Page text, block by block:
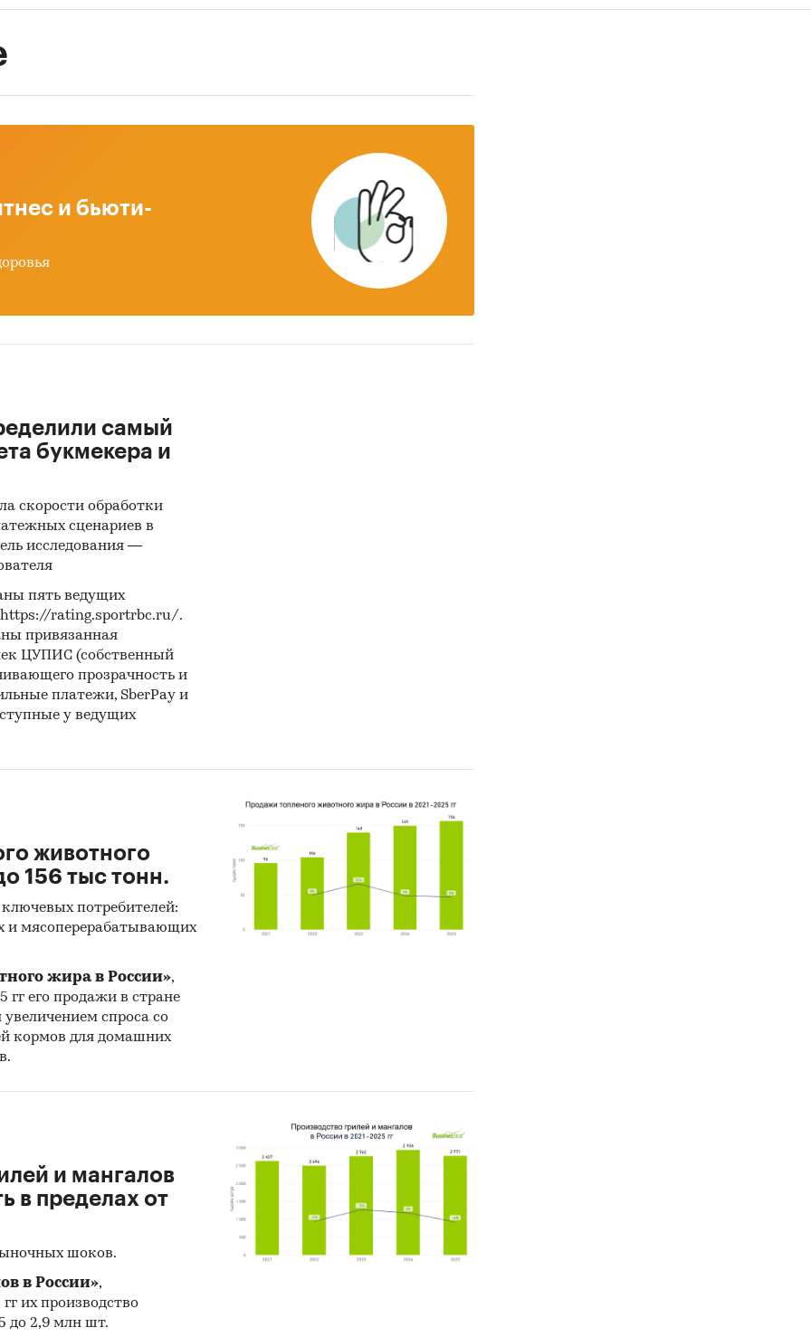
и бьюти-
самый
букмекера и
скорости обработки
сценариев в
исследования —
пять ведущих
https://rating.sportrbc.ru/.
привязанная
ЦУПИС (собственный
прозрачность и
платежи, SberPay и
у ведущих
животного
156 тыс тонн.
потребителей:
и мясоперерабатывающих
жира в России»,
гг его продажи в стране
спроса со
кормов для домашних
и мангалов
в пределах от
шоков.
в России»,
их производство
до 2,9 млн шт.